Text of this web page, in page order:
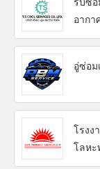
อากา
อู่ซ่อ
โรงง
โลห